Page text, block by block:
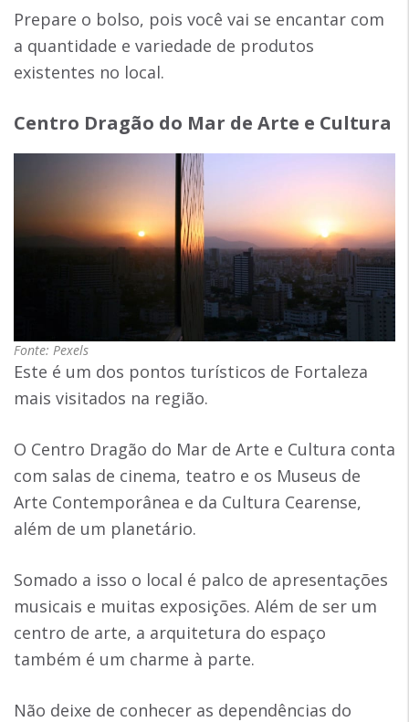
Prepare o bolso, pois você vai se encantar com
a quantidade e variedade de produtos
existentes no local.
Centro Dragão do Mar de Arte e Cultura
Fonte: Pexels
Este é um dos pontos turísticos de Fortaleza
mais visitados na região.
O Centro Dragão do Mar de Arte e Cultura conta
com salas de cinema, teatro e os Museus de
Arte Contemporânea e da Cultura Cearense,
além de um planetário.
Somado a isso o local é palco de apresentações
musicais e muitas exposições. Além de ser um
centro de arte, a arquitetura do espaço
também é um charme à parte.
Não deixe de conhecer as dependências do